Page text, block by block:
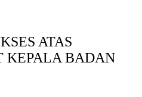
ATAS
KEPALA BADAN